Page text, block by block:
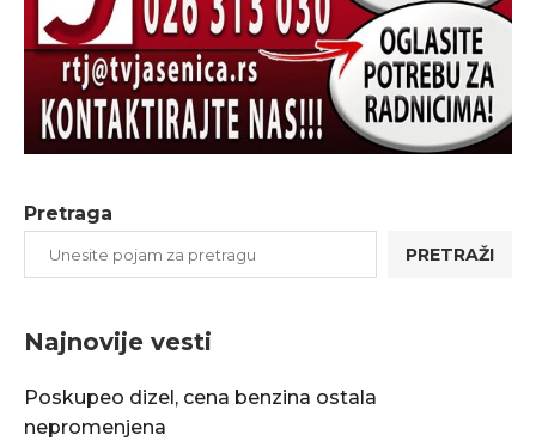
Pretraga
PRETRAŽI
Najnovije vesti
Poskupeo dizel, cena benzina ostala
nepromenjena